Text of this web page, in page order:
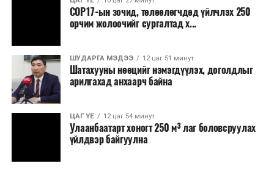
COP17-ын зочид, төлөөлөгчдөд үйлчлэх 250
орчим жолоочийг сургалтад х...
ШУДАРГА МЭДЭЭ 12 цаг 51 минут
Шатахууны нөөцийг нэмэгдүүлэх, доголдлыг
арилгахад анхаарч байна
ЦАГ ҮЕ 12 цаг 54 минут
Улаанбаатарт хоногт 250 м³ лаг боловсруулах
үйлдвэр байгуулна